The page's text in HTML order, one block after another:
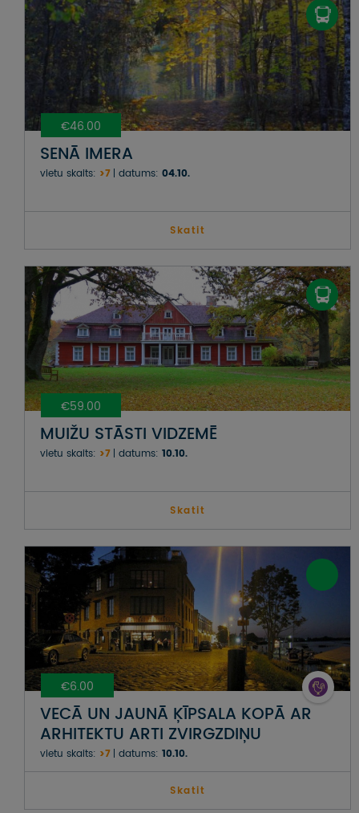
€46.00
SENĀ IMERA
vietu skaits: >7 datums: 04.10.
Skatit
€59.00
MUIŽU STĀSTI VIDZEMĒ
vietu skaits: >7 datums: 10.10.
Skatit
€6.00
VECĀ UN JAUNĀ ĶĪPSALA KOPĀ AR
ARHITEKTU ARTI ZVIRGZDIŅU
vietu skaits: >7 datums: 10.10.
Skatit